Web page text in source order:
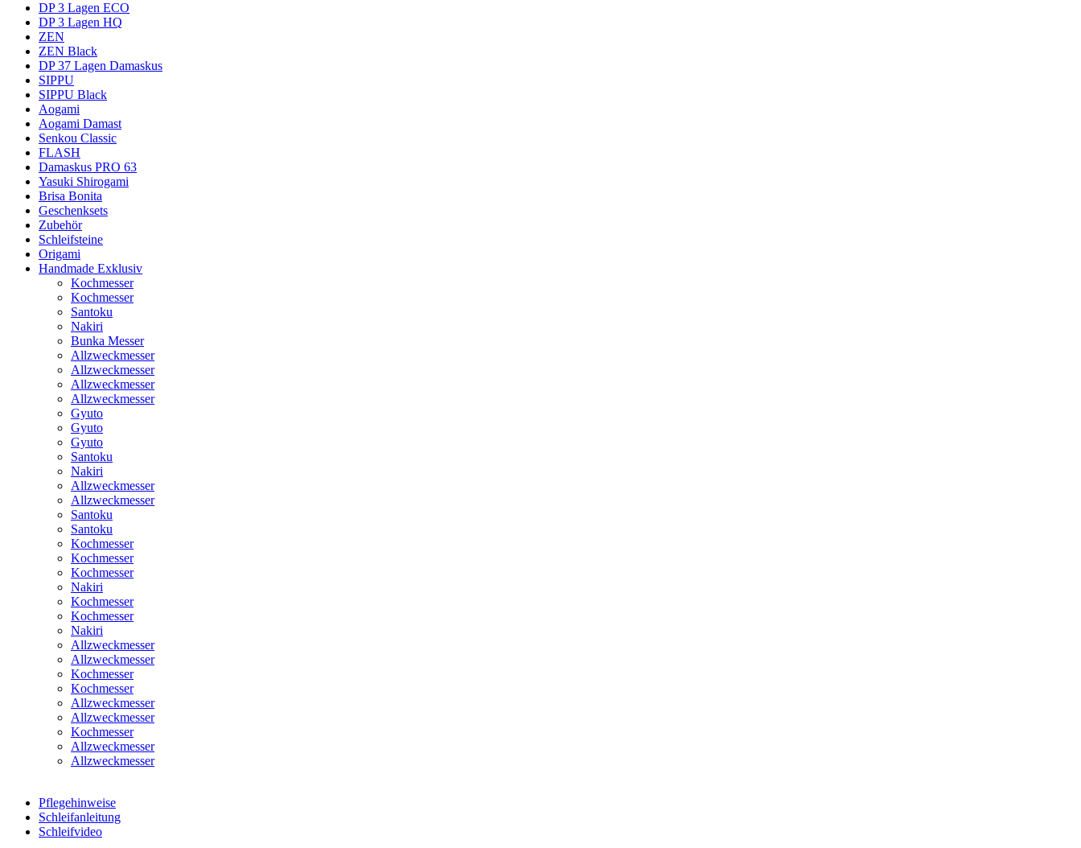
DP 3 Lagen ECO
DP 3 Lagen HQ
ZEN
ZEN Black
DP 37 Lagen Damaskus
SIPPU
SIPPU Black
Aogami
Aogami Damast
Senkou Classic
FLASH
Damaskus PRO 63
Yasuki Shirogami
Brisa Bonita
Geschenksets
Zubehör
Schleifsteine
Origami
Handmade Exklusiv
Kochmesser
Kochmesser
Santoku
Nakiri
Bunka Messer
Allzweckmesser
Allzweckmesser
Allzweckmesser
Allzweckmesser
Gyuto
Gyuto
Gyuto
Santoku
Nakiri
Allzweckmesser
Allzweckmesser
Santoku
Santoku
Kochmesser
Kochmesser
Kochmesser
Nakiri
Kochmesser
Kochmesser
Nakiri
Allzweckmesser
Allzweckmesser
Kochmesser
Kochmesser
Allzweckmesser
Allzweckmesser
Kochmesser
Allzweckmesser
Allzweckmesser
Pflegehinweise
Schleifanleitung
Schleifvideo